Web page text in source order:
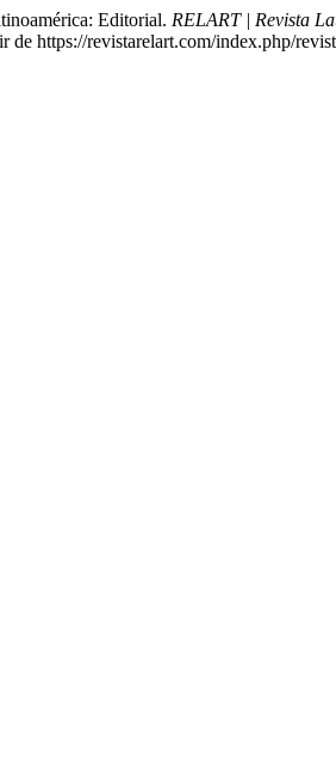
Editorial. RELART | Revista
de https://revistarelart.com/index.php/